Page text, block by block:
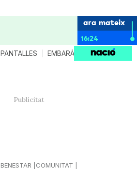
ara mateix
16:24
PANTALLES EMBARÀS CRIANÇA
BENESTAR
COMUNITAT